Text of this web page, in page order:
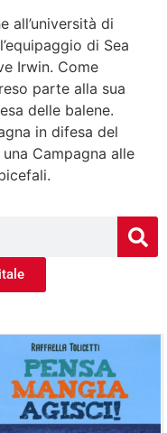
all’università di
di Sea
Irwin. Come
parte alla sua
delle balene.
in difesa del
Campagna alle